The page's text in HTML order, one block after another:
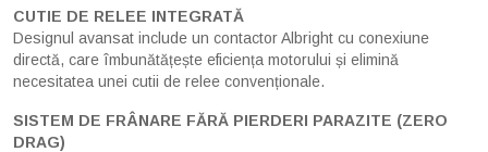
CUTIE DE RELEE INTEGRATĂ
Designul avansat include un contactor Albright cu conexiune
directă, care îmbunătățește eficiența motorului și elimină
necesitatea unei cutii de relee convenționale.
SISTEM DE FRÂNARE FĂRĂ PIERDERI PARAZITE (ZERO
DRAG)